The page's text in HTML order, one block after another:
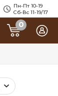
Пн-Пт 10-19
Сб-Вс 11-19/17
0